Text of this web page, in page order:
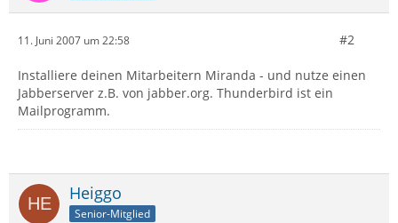
11. Juni 2007 um 22:58 #2
Installiere deinen Mitarbeitern Miranda - und nutze einen
Jabberserver z.B. von jabber.org. Thunderbird ist ein
Mailprogramm.
Heiggo
Senior-Mitglied